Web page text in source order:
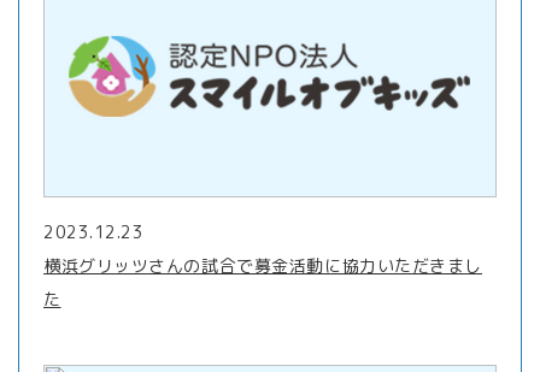
2023.12.23
横浜グリッツさんの試合で募金活動に協力いただきまし
た